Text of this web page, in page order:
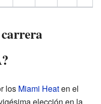
carrera
los Miami Heaten el
elección en la